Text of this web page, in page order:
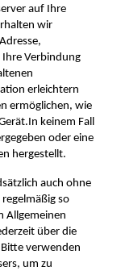
auf Ihre
wir
Verbindung
erleichtern
ermöglichen, wie
In keinem Fall
oder eine
hergestellt.
auch ohne
so
Allgemeinen
über die
verwenden
um zu